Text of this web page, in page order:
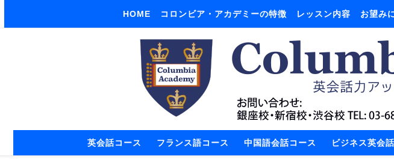
HOME コロンビア・アカデミーの特徴 レッスン内容 お望み
英会話コース フランス語コース 中国語会話コース ビジネス英会話